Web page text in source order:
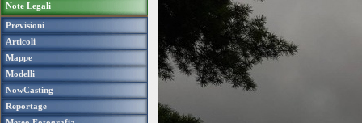
Note Legali
Previsioni
Articoli
Mappe
Modelli
NowCasting
Reportage